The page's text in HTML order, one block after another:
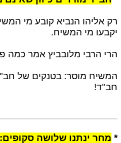
רק אליהו הנביא קובע מי
יקבעו מי המשיח.
הרי הרבי מלובביץ אמר כמה
המשיח מוסר: בטנקים של
חב"ד!
* מחר ינתנו שלושה סקופים: